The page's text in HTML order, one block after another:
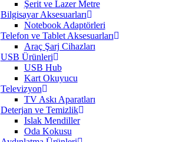
Şerit ve Lazer Metre
Bilgisayar Aksesuarları
Notebook Adaptörleri
Telefon ve Tablet Aksesuarları
Araç Şarj Cihazları
USB Ürünleri
USB Hub
Kart Okuyucu
Televizyon
TV Askı Aparatları
Deterjan ve Temizlik
Islak Mendiller
Oda Kokusu